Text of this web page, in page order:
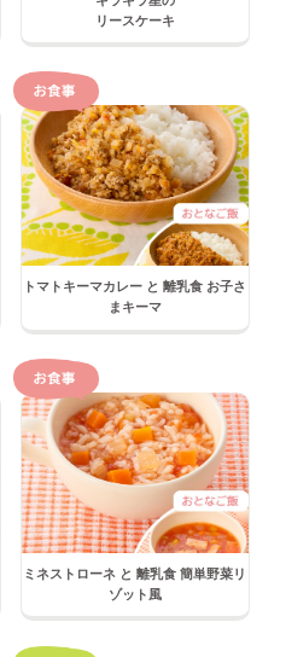
リースケーキ
トマトキーマカレー と 離乳食 お子さ
まキーマ
ミネストローネ と 離乳食 簡単野菜リ
ゾット風